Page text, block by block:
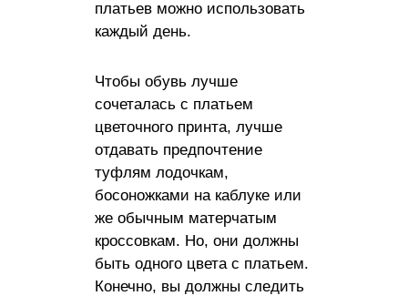
платьев можно использовать
каждый день.
Чтобы обувь лучше
сочеталась с платьем
цветочного принта, лучше
отдавать предпочтение
туфлям лодочкам,
босоножками на каблуке или
же обычным матерчатым
кроссовкам. Но, они должны
быть одного цвета с платьем.
Конечно, вы должны следить